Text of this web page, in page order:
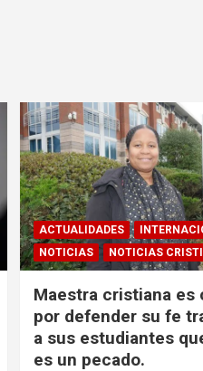
ACTUALIDADES
NOTICIAS
NOTICIAS
Maestra cristiana es
por defender su fe
a sus estudiantes
es un pecado.